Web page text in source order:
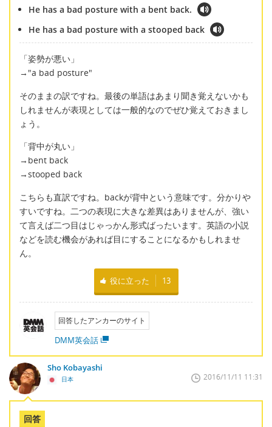
He has a bad posture with a bent back.
He has a bad posture with a stooped back
「姿勢が悪い」
→"a bad posture"
そのままの訳ですね。最後の単語はあまり聞き覚えないかも
しれませんが表現としては一般的なのでぜひ覚えておきまし
ょう。
「背中が丸い」
→bent back
→stooped back
こちらも直訳ですね。backが背中という意味です。分かりや
すいですね。二つの表現に大きな差異はありませんが、強い
て言えば二つ目はじゃっかん形式ばったいます。英語の小説
などを読む機会があれば目にすることになるかもしれませ
ん。
役に立った 13
回答したアンカーのサイト
DMM英会話
Sho Kobayashi
日本 2016/11/11 11:31
回答